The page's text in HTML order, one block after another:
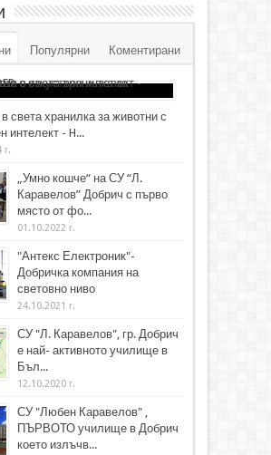
Популярни Коментирани
света хранилка за животни с
интелект - H...
г.
„Умно кошче“ на СУ “Л.
Каравелов” Добрич с първо
място от фо...
01.10.2022 г.
"Антекс Електроник"-
Добричка компания на
световно ниво
24.10.2021 г.
СУ "Л. Каравелов", гр. Добрич
е най- активното училище в
Бъл...
12.10.2020 г.
СУ "Любен Каравелов" ,
ПЪРВОТО училище в Добрич
което излъчв...